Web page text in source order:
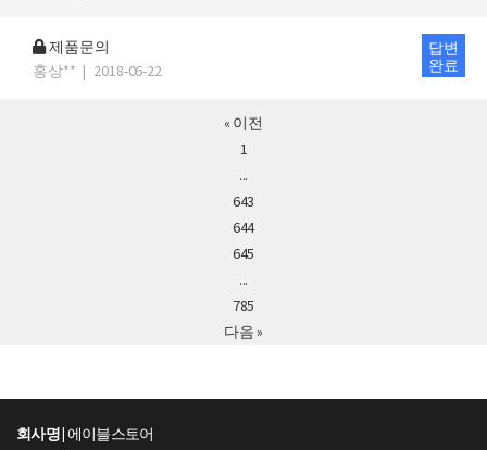
제품문의
홍상** | 2018-06-22
답변
완료
« 이전
1
...
643
644
645
...
785
다음 »
회사명 |에이블스토어